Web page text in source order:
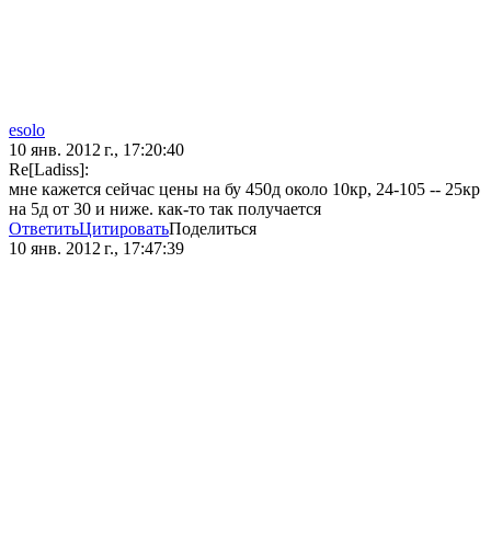
esolo
10 янв. 2012 г., 17:20:40
Re[Ladiss]:
мне кажется сейчас цены на бу 450д около 10кр, 24-105 -- 25кр
на 5д от 30 и ниже. как-то так получается
ОтветитьЦитироватьПоделиться
10 янв. 2012 г., 17:47:39